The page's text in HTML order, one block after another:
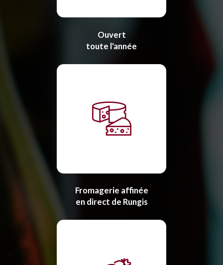
Ouvert
toute l'année
Fromagerie affinée
en direct de Rungis